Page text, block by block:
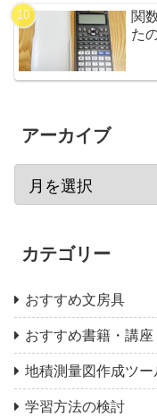
関
た
アーカイブ
カテゴリー
おすすめ文房具
おすすめ書籍・講座
地積測量図作成ツー
学習方法の検討